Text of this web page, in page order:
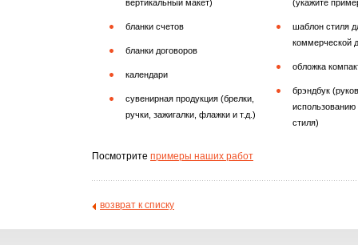
вертикальный макет)
бланки счетов
бланки договоров
календари
сувенирная продукция (брелки,
ручки, зажигалки, флажки и т.д.)
(укажите
шаблон стиля
коммерческой
обложка
брэндбук
стиля)
Посмотрите примеры наших работ
возврат к списку